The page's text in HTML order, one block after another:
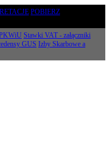
POBIERZ
Stawki VAT - załączniki
GUS Izby Skarbowe a